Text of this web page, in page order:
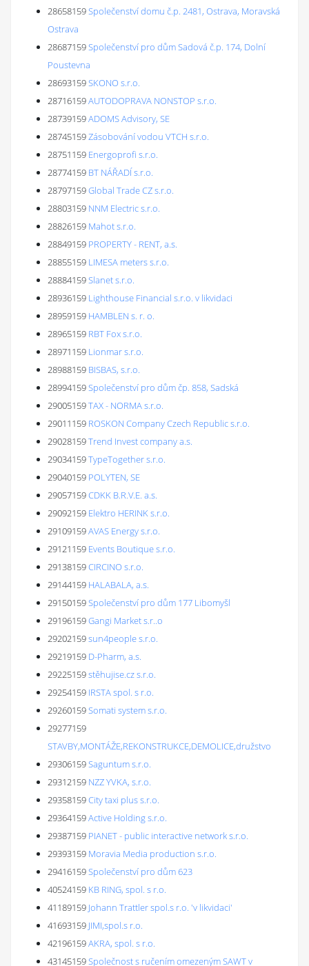
28658159Společenství domu č.p. 2481, Ostrava, Moravská
Ostrava
28687159Společenství pro dům Sadová č.p. 174, Dolní
Poustevna
28693159SKONO s.r.o.
28716159AUTODOPRAVA NONSTOP s.r.o.
28739159ADOMS Advisory, SE
28745159Zásobování vodou VTCH s.r.o.
28751159 Energoprofi s.r.o.
28774159 BT NÁŘADÍ s.r.o.
28797159Global Trade CZ s.r.o.
28803159 NNM Electric s.r.o.
28826159 Mahot s.r.o.
28849159 PROPERTY - RENT, a.s.
28855159 LIMESA meters s.r.o.
28884159Slanet s.r.o.
28936159 Lighthouse Financial s.r.o. v likvidaci
28959159 HAMBLEN s. r. o.
28965159 RBT Fox s.r.o.
28971159 Lionmar s.r.o.
28988159 BISBAS, s.r.o.
28994159Společenství pro dům čp. 858, Sadská
29005159TAX - NORMA s.r.o.
29011159 ROSKON Company Czech Republic s.r.o.
29028159Trend Invest company a.s.
29034159TypeTogether s.r.o.
29040159 POLYTEN, SE
29057159CDKK B.R.V.E. a.s.
29092159 Elektro HERINK s.r.o.
29109159AVAS Energy s.r.o.
29121159 Events Boutique s.r.o.
29138159CIRCINO s.r.o.
29144159 HALABALA, a.s.
29150159Společenství pro dům 177 Libomyšl
29196159Gangi Market s.r..o
29202159sun4people s.r.o.
29219159 D-Pharm, a.s.
29225159stěhujise.cz s.r.o.
29254159 IRSTA spol. s r.o.
29260159Somati system s.r.o.
29277159
STAVBY,MONTÁŽE,REKONSTRUKCE,DEMOLICE,družstvo
29306159Saguntum s.r.o.
29312159 NZZ YVKA, s.r.o.
29358159City taxi plus s.r.o.
29364159Active Holding s.r.o.
29387159 PIANET - public interactive network s.r.o.
29393159 Moravia Media production s.r.o.
29416159Společenství pro dům 623
40524159 KB RING, spol. s r.o.
41189159 Johann Trattler spol.s r.o. 'v likvidaci'
41693159 JIMI,spol.s r.o.
42196159AKRA, spol. s r.o.
43145159Společnost s ručením omezeným SAWT v